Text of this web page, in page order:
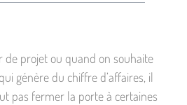
de projet ou quand on souhaite
génère du chiffre d’affaires, il
pas fermer la porte à certaines